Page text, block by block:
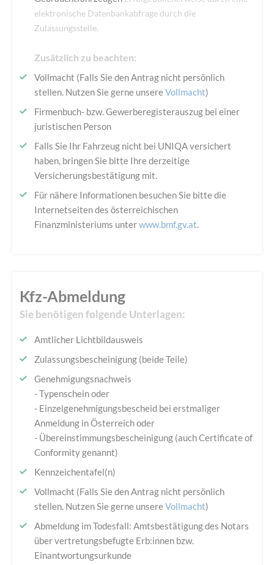
elektronische Datenbankabfrage durch die
Zulassungsstelle.
Zusätzlich zu beachten:
Vollmacht (Falls Sie den Antrag nicht persönlich
stellen. Nutzen Sie gerne unsereVollmacht)
Firmenbuch- bzw. Gewerberegisterauszug bei einer
juristischen Person
Falls Sie Ihr Fahrzeug nicht bei UNIQA versichert
haben, bringen Sie bitte Ihre derzeitige
Versicherungsbestätigung mit.
Für nähere Informationen besuchen Sie bitte die
Internetseiten des österreichischen
Finanzministeriums unterwww.bmf.gv.at.
Kfz-Abmeldung
Sie benötigen folgende Unterlagen:
Amtlicher Lichtbildausweis
Zulassungsbescheinigung (beide Teile)
Genehmigungsnachweis
- Typenschein oder
- Einzelgenehmigungsbescheid bei erstmaliger
Anmeldung in Österreich oder
- Übereinstimmungsbescheinigung (auch Certificate of
Conformity genannt)
Kennzeichentafel(n)
Vollmacht (Falls Sie den Antrag nicht persönlich
stellen. Nutzen Sie gerne unsereVollmacht)
Abmeldung im Todesfall: Amtsbestätigung des Notars
über vertretungsbefugte Erb:innen bzw.
Einantwortungsurkunde